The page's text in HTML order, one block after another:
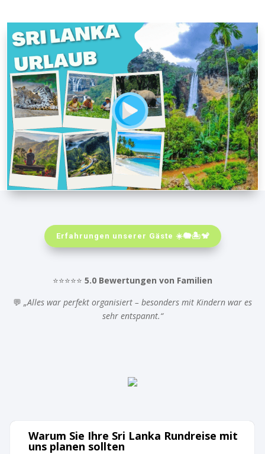
Erfahrungen unserer Gäste ☀️🐘🏝️🐒
⭐⭐⭐⭐⭐ 5.0 Bewertungen von Familien
💬 „Alles war perfekt organisiert – besonders mit Kindern war es
sehr entspannt.“
Warum Sie Ihre Sri Lanka Rundreise mit
uns planen sollten